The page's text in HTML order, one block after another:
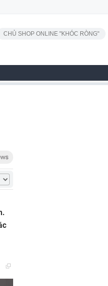
CHỦ SHOP ONLINE "KHÓC RÒNG"